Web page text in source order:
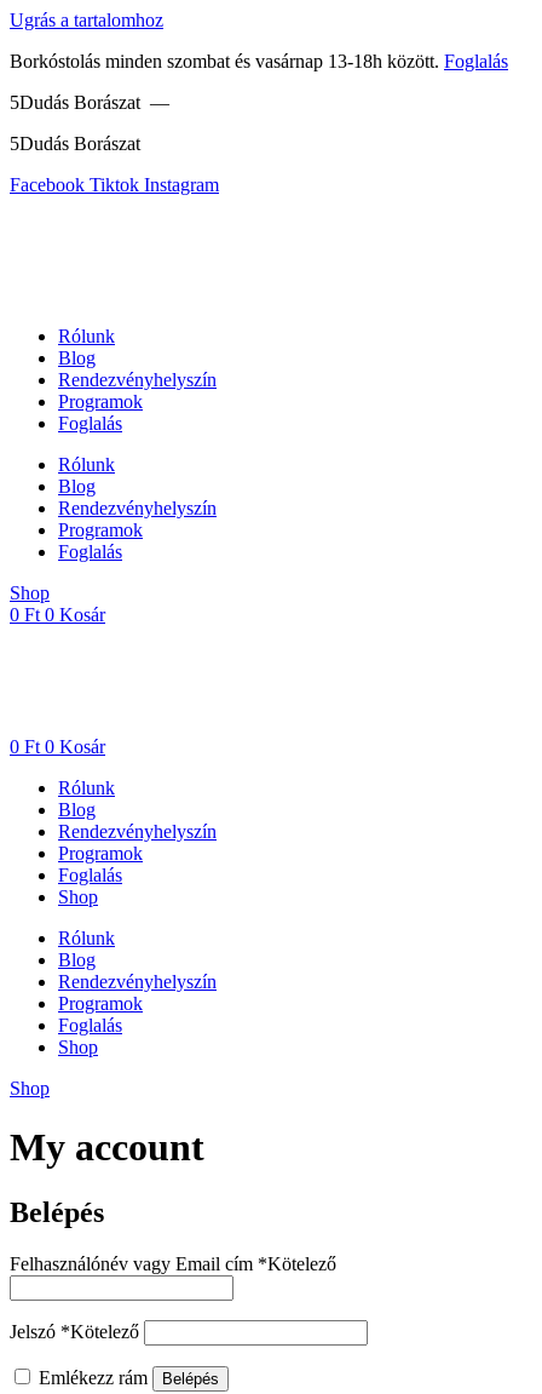
Ugrás a tartalomhoz
Borkóstolás minden szombat és vasárnap 13-18h között. Foglalás
5Dudás Borászat —
5Dudás Borászat
Facebook Tiktok Instagram
Rólunk
Blog
Rendezvényhelyszín
Programok
Foglalás
Rólunk
Blog
Rendezvényhelyszín
Programok
Foglalás
Shop
0 Ft 0 Kosár
0 Ft 0 Kosár
Rólunk
Blog
Rendezvényhelyszín
Programok
Foglalás
Shop
Rólunk
Blog
Rendezvényhelyszín
Programok
Foglalás
Shop
Shop
My account
Belépés
Felhasználónév vagy Email cím *Kötelező
Jelszó *Kötelező
Emlékezz rám Belépés